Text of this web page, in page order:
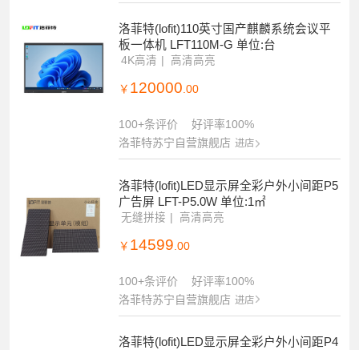
洛菲特(lofit)110英寸国产麒麟系统会议平
板一体机 LFT110M-G 单位:台
4K高清 高清高亮
￥ 120000.00
100+条评价
好评率100%
洛菲特苏宁自营旗舰店 进店
洛菲特(lofit)LED显示屏全彩户外小间距P5
广告屏 LFT-P5.0W 单位:1㎡
无缝拼接 高清高亮
￥ 14599 .00
100+条评价
好评率100%
洛菲特苏宁自营旗舰店 进店
洛菲特(lofit)LED显示屏全彩户外小间距P4